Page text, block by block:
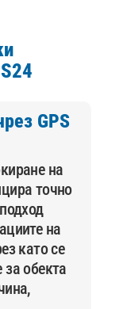
GPS
на
точно
на
като се
обекта